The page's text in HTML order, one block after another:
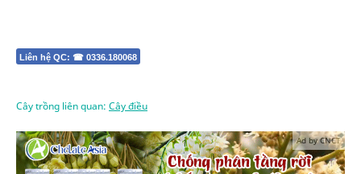
Liên hệ QC: ☎ 0336.180068
Cây trồng liên quan: Cây điều
Ad by CNCT